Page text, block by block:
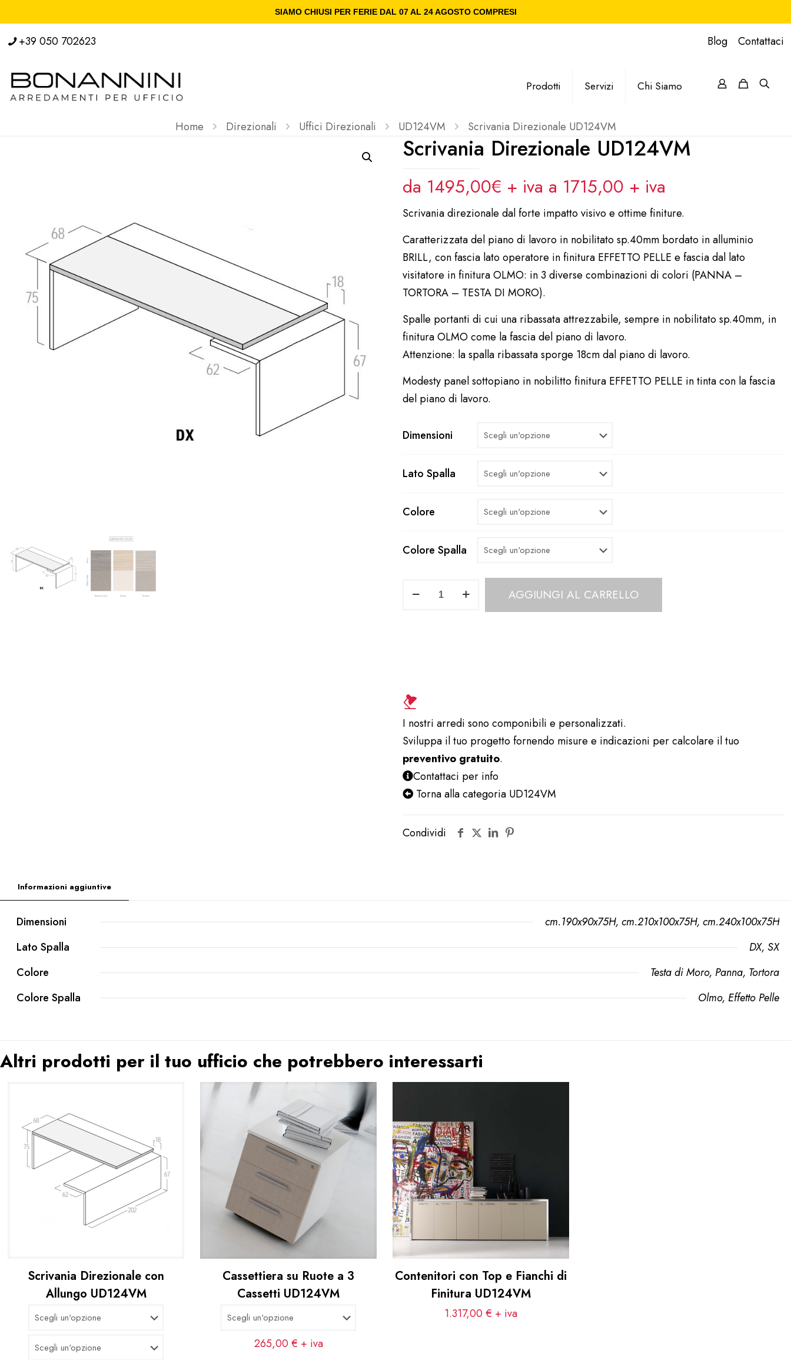
SIAMO CHIUSI PER FERIE DAL 07 AL 24 AGOSTO COMPRESI
+39 050 702623 Blog Contattaci
Prodotti Servizi Chi Siamo
Home Direzionali Uffici Direzionali UD124VM Scrivania Direzionale UD124VM
Scrivania Direzionale UD124VM
da 1495,00€ + iva a 1715,00 + iva
Scrivania direzionale dal forte impatto visivo e ottime finiture.
Caratterizzata del piano di lavoro in nobilitato sp.40mm bordato in alluminio
BRILL, con fascia lato operatore in finitura EFFETTO PELLE e fascia dal lato
visitatore in finitura OLMO: in 3 diverse combinazioni di colori (PANNA –
TORTORA – TESTA DI MORO).
Spalle portanti di cui una ribassata attrezzabile, sempre in nobilitato sp.40mm, in
finitura OLMO come la fascia del piano di lavoro.
Attenzione: la spalla ribassata sporge 18cm dal piano di lavoro.
Modesty panel sottopiano in nobilitto finitura EFFETTO PELLE in tinta con la fascia
del piano di lavoro.
Dimensioni
Lato Spalla
Colore
Colore Spalla
Scrivania
AGGIUNGI AL CARRELLO
I nostri arredi sono componibili e personalizzati.
Sviluppa il tuo progetto fornendo misure e indicazioni per calcolare il tuo
preventivo gratuito.
Contattaci per info
Torna alla categoria UD124VM
Condividi
Informazioni aggiuntive
Dimensioni cm.190x90x75H, cm.210x100x75H, cm.240x100x75H
Lato Spalla
DX, SX
Colore
Testa di Moro, Panna, Tortora
Colore Spalla
Olmo, Effetto Pelle
Altri prodotti per il tuo ufficio che potrebbero interessarti
Scrivania Direzionale con
Allungo UD124VM
Cassettiera su Ruote a 3
Cassetti UD124VM
265,00 € + iva
Contenitori con Top e Fianchi di
Finitura UD124VM
1.317,00€ + iva